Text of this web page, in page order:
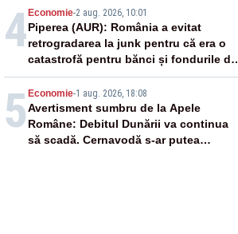
4Economie-2 aug. 2026, 10:01
Piperea (AUR): România a evitat
retrogradarea la junk pentru că era o
catastrofă pentru bănci și fondurile de
pensii
5 Economie-1 aug. 2026, 18:08
Avertisment sumbru de la Apele
Române: Debitul Dunării va continua
să scadă. Cernavodă s-ar putea